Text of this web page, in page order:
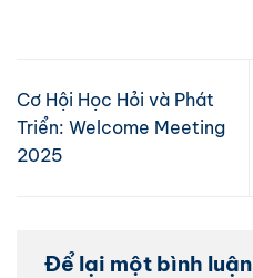
Cơ Hội Học Hỏi và Phát
Triển: Welcome Meeting
2025
Để lại một bình luận